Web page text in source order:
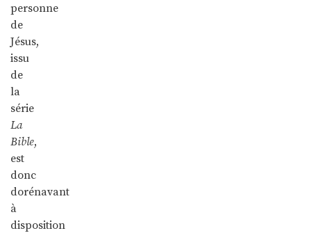
personne
de
Jésus,
issu
de
la
série
La
Bible,
est
donc
dorénavant
à
disposition